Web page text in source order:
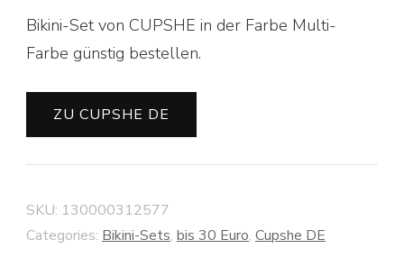
Bikini-Set von CUPSHE in der Farbe Multi-
Farbe günstig bestellen.
ZU CUPSHE DE
SKU: 130000312577
Categories: Bikini-Sets, bis 30 Euro, Cupshe DE